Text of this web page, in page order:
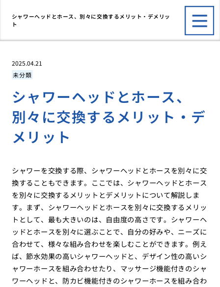
シャワーヘッドとホース、別々に交換するメリット・デメリッ
ト
2025.04.21
未分類
シャワーヘッドとホース、
別々に交換するメリット・デ
メリット
シャワーを交換する際、シャワーヘッドとホースを別々に交
換することもできます。ここでは、シャワーヘッドとホース
を別々に交換するメリットとデメリットについて解説しま
す。まず、シャワーヘッドとホースを別々に交換するメリッ
トとして、最も大きいのは、自由度の高さです。シャワーヘ
ッドとホースを別々に選ぶことで、自分の好みや、ニーズに
合わせて、様々な組み合わせを楽しむことができます。例え
ば、節水効果の高いシャワーヘッドと、デザイン性の高いシ
ャワーホースを組み合わせたり、マッサージ機能付きのシャ
ワーヘッドと、防カビ機能付きのシャワーホースを組み合わ